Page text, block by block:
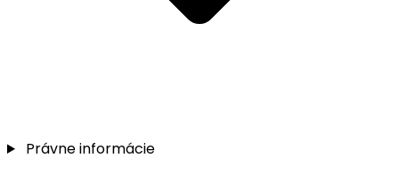
Právne informácie